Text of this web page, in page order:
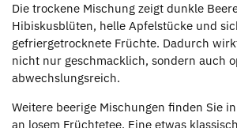
Die trockene Mischung zeigt dunkle
Hibiskusblüten, helle Apfelstücke und
gefriergetrocknete Früchte. Dadurch
nicht nur geschmacklich, sondern auch
abwechslungsreich.
Weitere beerige Mischungen finden Sie
an losem Früchtetee. Eine etwas